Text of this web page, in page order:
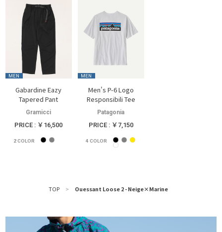
MEN
Gabardine Eazy
Tapered Pant
Gramicci
PRICE : ￥16,500
2COLOR
MEN
Men's P-6 Logo
Responsibili Tee
Patagonia
PRICE : ￥7,150
4 COLOR
TOP > Ouessant Loose 2 - Neige×Marine